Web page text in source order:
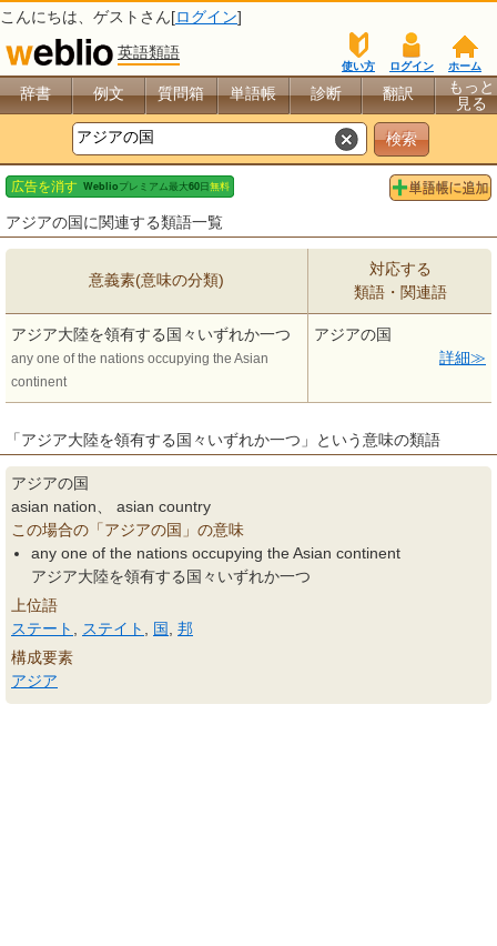
こんにちは、 ゲスト さん[ログイン]
英語類語
ホーム
ログイン
使い方
辞書 例文 質問箱 単語帳 診断 翻訳
もっと
見る
アジアの国に関連する類語一覧
意義素(意味の分類)
対応する
類語・関連語
アジア大陸を領有する国々いずれか一つ
any one of the nations occupying the Asian
continent
アジアの国
詳細
「アジア大陸を領有する国々いずれか一つ」という意味の類語
アジアの国
asian nation、 asian country
この場合の「アジアの国」の意味
any one of the nations occupying the Asian continent
アジア大陸を領有する国々いずれか一つ
上位語
ステート
ステイト 国
邦
構成要素
アジア